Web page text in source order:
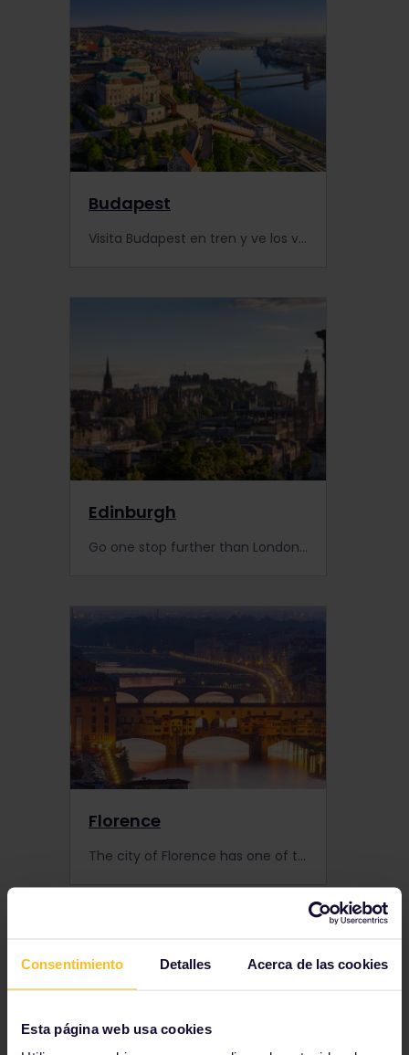
Consentimiento Detalles Acerca de las cookies
Esta página web usa cookies
Budapest
Visita Budapest en tren y ve los vibrantes colores de la ciudad y su arquitectura con nuestro Pase Interrail.
Edinburgh
Go one stop further than London and visit Scotland's capital with your Interrail Pass. Discover its top attractions and gain local tips in our City Guide.
Florence
The city of Florence has one of the most artistic treasures in Europe. From the Cathedrals to the art galleries and the food. Florence has everything a train traveller wants in a trip across Europe.